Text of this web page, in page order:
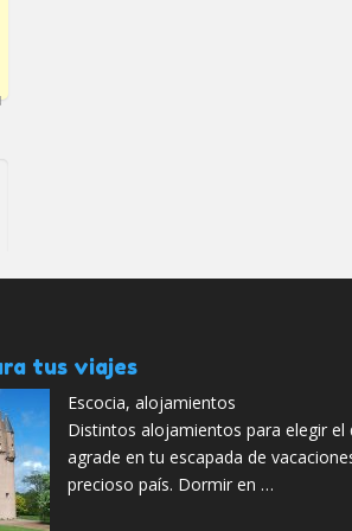
tus viajes
Escocia, alojamientos
Distintos alojamientos para elegir el
agrade en tu escapada de
precioso país. Dormir en …